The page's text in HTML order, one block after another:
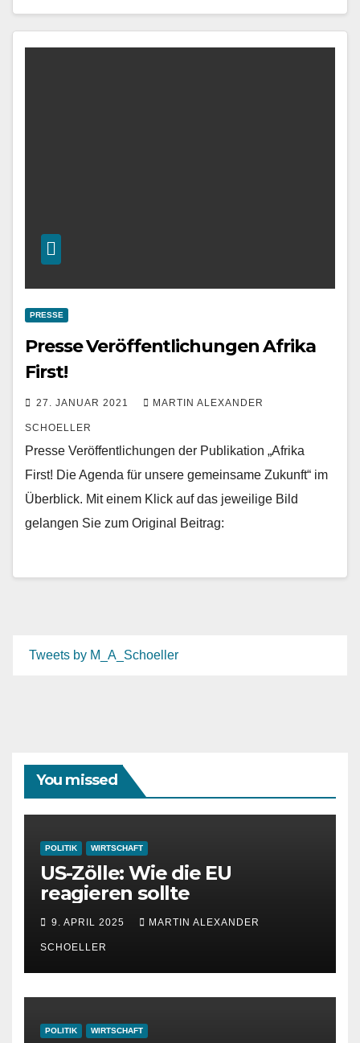
PRESSE
Presse Veröffentlichungen Afrika
First!
27. JANUAR 2021 MARTIN ALEXANDER
SCHOELLER
Presse Veröffentlichungen der Publikation „Afrika
First! Die Agenda für unsere gemeinsame Zukunft“ im
Überblick. Mit einem Klick auf das jeweilige Bild
gelangen Sie zum Original Beitrag:
Tweets by M_A_Schoeller
You missed
POLITIK WIRTSCHAFT
US-Zölle: Wie die EU
reagieren sollte
9. APRIL 2025 MARTIN ALEXANDER
SCHOELLER
POLITIK WIRTSCHAFT